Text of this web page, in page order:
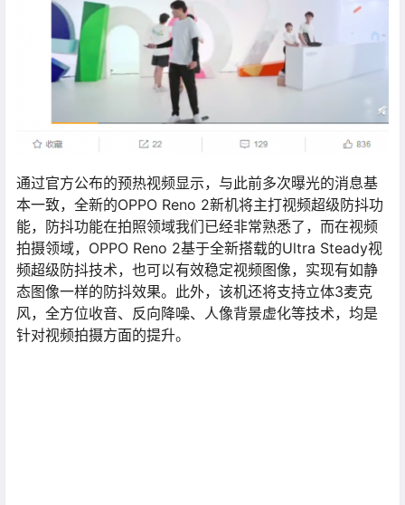
通过官方公布的预热视频显示，与此前多次曝光的消息基
本一致，全新的OPPO Reno 2新机将主打视频超级防抖功
能，防抖功能在拍照领域我们已经非常熟悉了，而在视频
拍摄领域，OPPO Reno 2基于全新搭载的Ultra Steady视
频超级防抖技术，也可以有效稳定视频图像，实现有如静
态图像一样的防抖效果。此外，该机还将支持立体3麦克
风，全方位收音、反向降噪、人像背景虚化等技术，均是
针对视频拍摄方面的提升。